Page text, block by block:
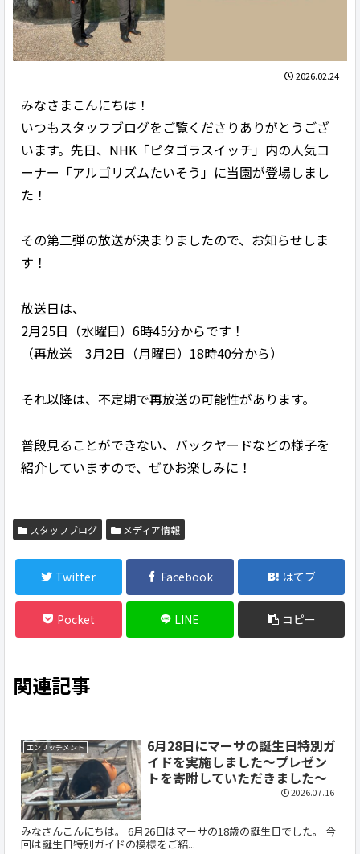
2026.02.24
みなさまこんにちは！
いつもスタッフブログをご覧くださりありがとうござ
います。先日、NHK「ピタゴラスイッチ」内の人気コ
ーナー「アルゴリズムたいそう」に当園が登場しまし
た！
その第二弾の放送が決まりましたので、お知らせしま
す！
放送日は、
2月25日（水曜日）6時45分からです！
（再放送 3月2日（月曜日）18時40分から）
それ以降は、不定期で再放送の可能性があります。
普段見ることができない、バックヤードなどの様子を
紹介していますので、ぜひお楽しみに！
スタッフブログ メディア情報
Twitter Facebook はてブ
Pocket LINE コピー
関連記事
エンリッチメント
6月28日にマーサの誕生日特別ガ
イドを実施しました～プレゼン
トを寄附していただきました～
みなさんこんにちは。 6月26日はマーサの18歳の誕生日でした。 今
回は誕生日特別ガイドの模様をご紹...
2026.07.16